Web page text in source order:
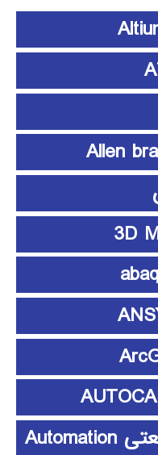
آموزش اتوماسیون صنعتی Automation